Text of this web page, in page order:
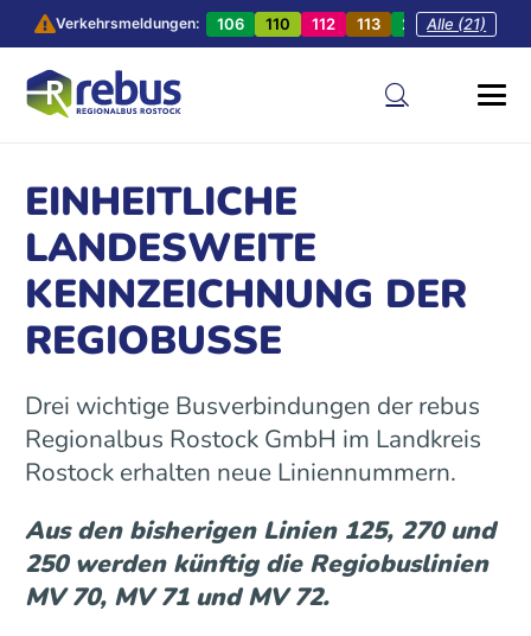
Verkehrsmeldungen: 106 110 112 113 201 202
Alle (21)
EINHEITLICHE
LANDESWEITE
KENNZEICHNUNG DER
REGIOBUSSE
Drei wichtige Busverbindungen der rebus
Regionalbus Rostock GmbH im Landkreis
Rostock erhalten neue Liniennummern.
Aus den bisherigen Linien 125, 270 und
250 werden künftig die Regiobuslinien
MV 70, MV 71 und MV 72.